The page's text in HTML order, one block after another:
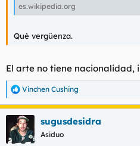
es.wikipedia.org
Qué vergüenza.
El arte no tiene nacionalidad,
R
e
a
c
i
Vinchen Cushing
sugusdesidra
Asiduo